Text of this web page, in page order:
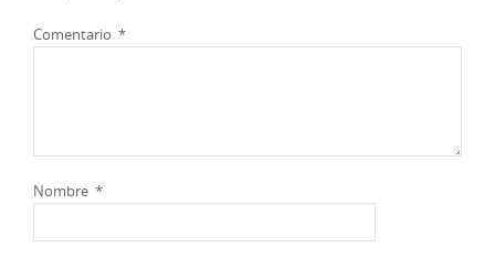
Comentario *
Nombre *